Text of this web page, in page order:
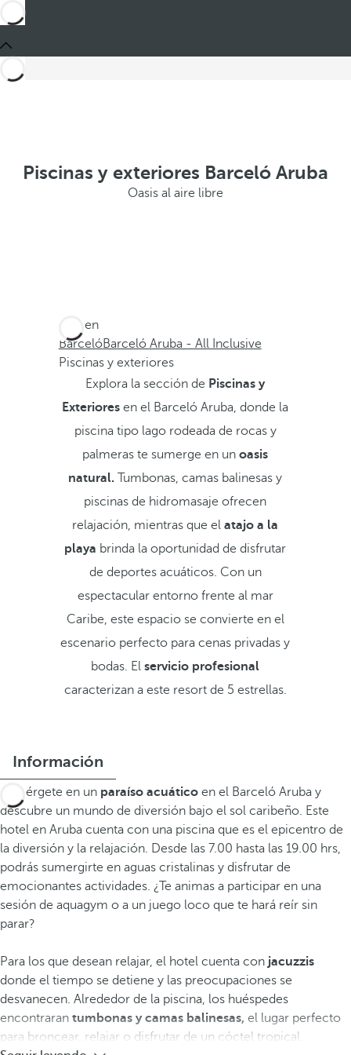
Piscinas y exteriores Barceló Aruba
Oasis al aire libre
Está en
BarcelóBarceló Aruba - All Inclusive
Piscinas y exteriores
Explora la sección de Piscinas y
Exteriores en el Barceló Aruba, donde la
piscina tipo lago rodeada de rocas y
palmeras te sumerge en unoasis
natural. Tumbonas, camas balinesas y
piscinas de hidromasaje ofrecen
relajación, mientras que elatajo a la
playa brinda la oportunidad de disfrutar
de deportes acuáticos. Con un
espectacular entorno frente al mar
Caribe, este espacio se convierte en el
escenario perfecto para cenas privadas y
bodas. Elservicio profesional
caracterizan a este resort de 5 estrellas.
Información
Sumérgete en un paraíso acuático en el Barceló Aruba y
descubre un mundo de diversión bajo el sol caribeño. Este
hotel en Aruba cuenta con una piscina que es el epicentro de
la diversión y la relajación. Desde las 7.00 hasta las 19.00 hrs,
podrás sumergirte en aguas cristalinas y disfrutar de
emocionantes actividades. ¿Te animas a participar en una
sesión de aquagym o a un juego loco que te hará reír sin
parar?
Para los que desean relajar, el hotel cuenta con jacuzzis
donde el tiempo se detiene y las preocupaciones se
desvanecen. Alrededor de la piscina, los huéspedes
encontraran tumbonas y camas balinesas, el lugar perfecto
para broncear, relajar o disfrutar de un cóctel tropical.